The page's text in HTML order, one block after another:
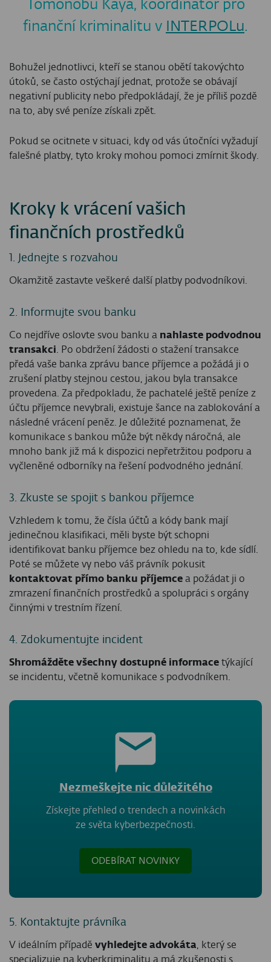
Tomonobu Kaya, koordinátor pro
finanční kriminalitu v INTERPOLu.
Bohužel jednotlivci, kteří se stanou obětí takovýchto
útoků, se často ostýchají jednat, protože se obávají
negativní publicity nebo předpokládají, že je příliš pozdě
na to, aby své peníze získali zpět.
Pokud se ocitnete v situaci, kdy od vás útočníci vyžadují
falešné platby, tyto kroky mohou pomoci zmírnit škody.
Kroky k vrácení vašich
finančních prostředků
1. Jednejte s rozvahou
Okamžitě zastavte veškeré další platby podvodníkovi.
2. Informujte svou banku
Co nejdříve oslovte svou banku a nahlaste podvodnou
transakci. Po obdržení žádosti o stažení transakce
předá vaše banka zprávu bance příjemce a požádá ji o
zrušení platby stejnou cestou, jakou byla transakce
provedena. Za předpokladu, že pachatelé ještě peníze z
účtu příjemce nevybrali, existuje šance na zablokování a
následné vrácení peněz. Je důležité poznamenat, že
komunikace s bankou může být někdy náročná, ale
mnoho bank již má k dispozici nepřetržitou podporu a
vyčleněné odborníky na řešení podvodného jednání.
3. Zkuste se spojit s bankou příjemce
Vzhledem k tomu, že čísla účtů a kódy bank mají
jedinečnou klasifikaci, měli byste být schopni
identifikovat banku příjemce bez ohledu na to, kde sídlí.
Poté se můžete vy nebo váš právník pokusit
kontaktovat přímo banku příjemce a požádat ji o
zmrazení finančních prostředků a spolupráci s orgány
činnými v trestním řízení.
4. Zdokumentujte incident
Shromážděte všechny dostupné informace týkající
se incidentu, včetně komunikace s podvodníkem.
Nezmeškejte nic důležitého
Získejte přehled o trendech a novinkách
ze světa kyberbezpečnosti.
ODEBÍRAT NOVINKY
5. Kontaktujte právníka
V ideálním případě vyhledejte advokáta, který se
specializuje na kyberkriminalitu a má zkušenosti s